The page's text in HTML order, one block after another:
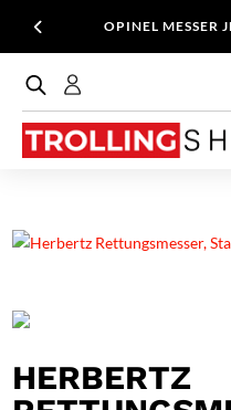
OPINEL MESSER
HERBERTZ